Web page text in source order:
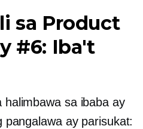
sa Product
#6: Iba't
halimbawa sa ibaba ay
pangalawa ay parisukat: